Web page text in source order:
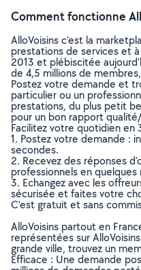
Comment fonctionne
AlloVoisins c’est la
prestations de services et
2013 et plébiscitée
de 4,5 millions de
Postez votre demande et
particulier ou un
prestations, du plus petit
pour un bon rapport
Facilitez votre quotidien en
1. Postez votre demande :
secondes.
2. Recevez des réponses
professionnels en quelques
3. Echangez avec les
sécurisée et faites votre
C’est gratuit et sans
AlloVoisins partout en
représentées sur
grande ville, trouvez un
Efficace : Une demande